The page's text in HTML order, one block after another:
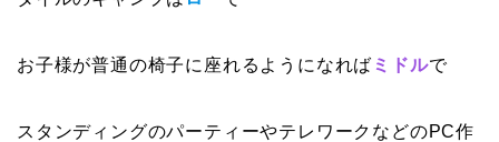
お子様が普通の椅子に座れるようになれば ミドルで
スタンディングのパーティーやテレワークなどのPC作